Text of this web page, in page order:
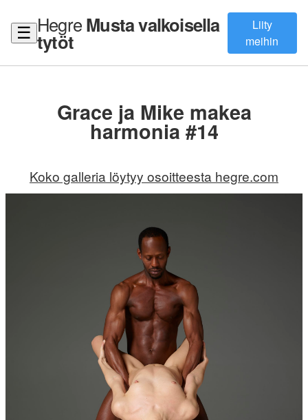
☰ HegreMusta valkoisella
tytöt
Liity
meihin
Grace ja Mike makea
harmonia #14
Koko galleria löytyy osoitteesta hegre.com